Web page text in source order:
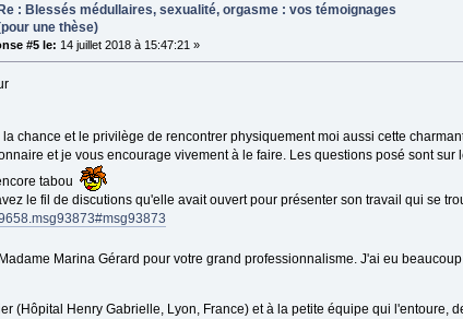
: Blessés médullaires, sexualité, orgasme : vos témoignages
une thèse)
#5 le: 14 juillet 2018 à 15:47:21 »
la chance et le privilège de rencontrer physiquement moi aussi cette
et je vous encourage vivement à le faire. Les questions posé sont
tabou
le fil de discutions qu'elle avait ouvert pour présenter son travail qui se
Marina Gérard pour votre grand professionnalisme. J'ai eu
(Hôpital Henry Gabrielle, Lyon, France) et à la petite équipe qui l'entoure,